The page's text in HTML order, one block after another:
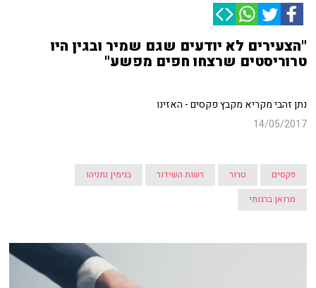
"הצעירים לא יודעים שגם שמיר ובגין היו
טרוריסטים שרצחו חפים מפשע"
נתן זהבי מקריא מקבץ פקסים - האזינו
14/05/2017
פקסים טרור רשות השידור
בנימין נתניהו
מרואן ברגותי